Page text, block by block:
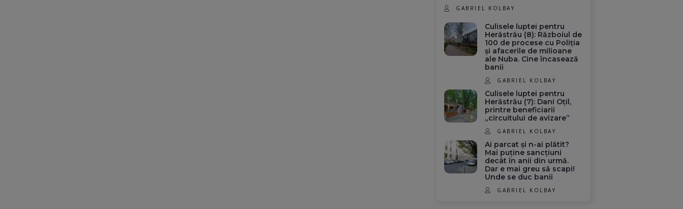
GABRIEL KOLBAY
Culisele luptei pentru
Herăstrău (8): Războiul de
100 de procese cu Poliția
și afacerile de milioane
ale Nuba. Cine încasează
banii
GABRIEL KOLBAY
Culisele luptei pentru
Herăstrău (7): Dani Oțil,
printre beneficiarii
„circuitului de avizare”
GABRIEL KOLBAY
Ai parcat și n-ai plătit?
Mai puține sancțiuni
decât în anii din urmă.
Dar e mai greu să scapi!
Unde se duc banii
GABRIEL KOLBAY